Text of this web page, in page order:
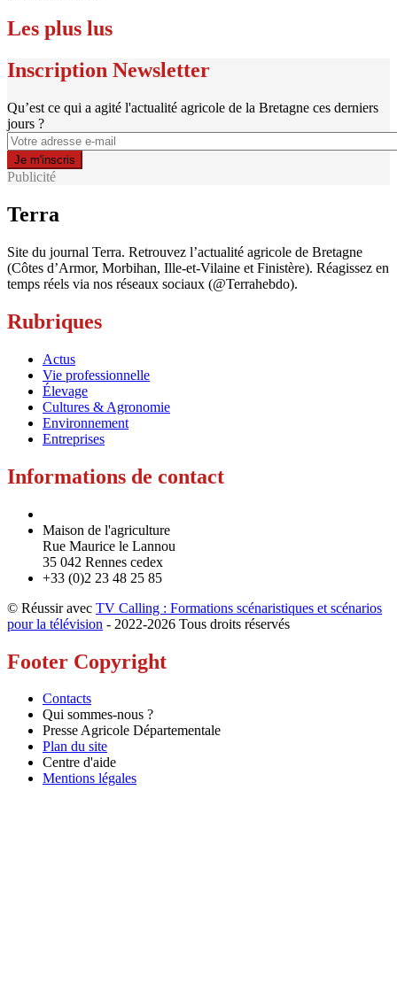
Les plus lus
Inscription Newsletter
Qu’est ce qui a agité l'actualité agricole de la Bretagne ces derniers
jours ?
Publicité
Terra
Site du journal Terra. Retrouvez l’actualité agricole de Bretagne
(Côtes d’Armor, Morbihan, Ille-et-Vilaine et Finistère). Réagissez en
temps réels via nos réseaux sociaux (@Terrahebdo).
Rubriques
Actus
Vie professionnelle
Élevage
Cultures & Agronomie
Environnement
Entreprises
Informations de contact
Maison de l'agriculture
Rue Maurice le Lannou
35 042 Rennes cedex
+33 (0)2 23 48 25 85
© Réussir avec TV Calling : Formations scénaristiques et scénarios
pour la télévision - 2022-2026 Tous droits réservés
Footer Copyright
Contacts
Qui sommes-nous ?
Presse Agricole Départementale
Plan du site
Centre d'aide
Mentions légales